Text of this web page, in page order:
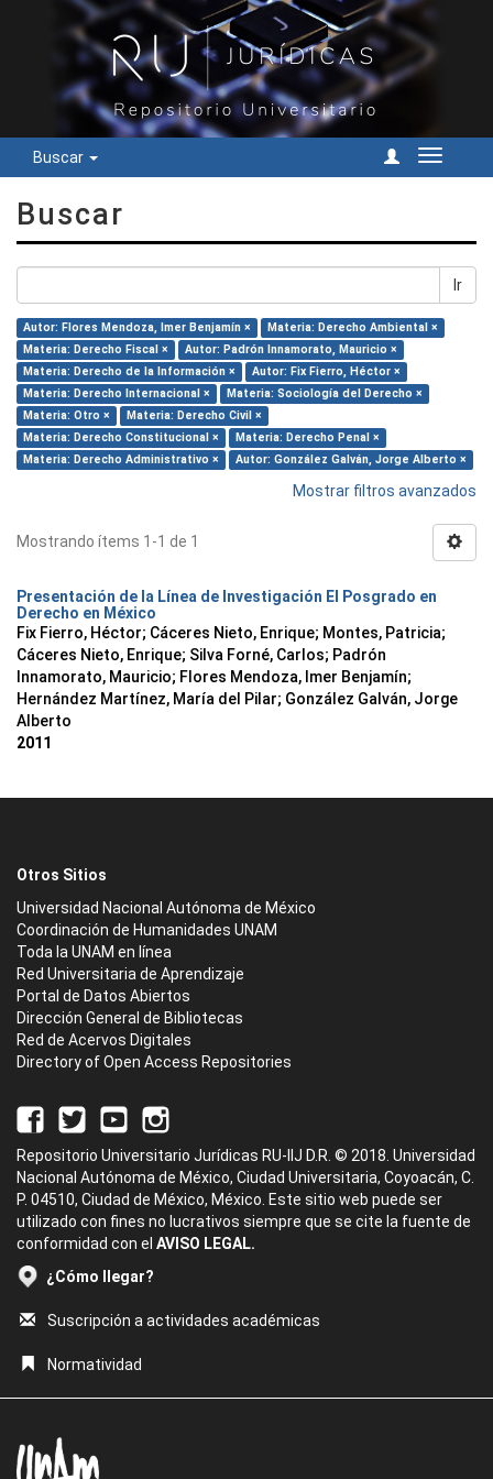
Buscar
Cambiar
Buscar
Ir
Autor: Flores Mendoza, Imer Benjamín ×
Materia: Derecho Ambiental ×
Materia: Derecho Fiscal ×
Autor: Padrón Innamorato, Mauricio ×
Materia: Derecho de la Información ×
Autor: Fix Fierro, Héctor ×
Materia: Derecho Internacional ×
Materia: Sociología del Derecho ×
Materia: Otro ×
Materia: Derecho Civil ×
Materia: Derecho Constitucional ×
Materia: Derecho Penal ×
Materia: Derecho Administrativo ×
Autor: González Galván, Jorge Alberto ×
Mostrar filtros avanzados
Mostrando ítems 1-1 de 1
Presentación de la Línea de Investigación El Posgrado en
Derecho en México
Fix Fierro, Héctor; Cáceres Nieto, Enrique; Montes, Patricia;
Cáceres Nieto, Enrique; Silva Forné, Carlos; Padrón
Innamorato, Mauricio; Flores Mendoza, Imer Benjamín;
Hernández Martínez, María del Pilar; González Galván, Jorge
Alberto
2011
Otros Sitios
Universidad Nacional Autónoma de México
Coordinación de Humanidades UNAM
Toda la UNAM en línea
Red Universitaria de Aprendizaje
Portal de Datos Abiertos
Dirección General de Bibliotecas
Red de Acervos Digitales
Directory of Open Access Repositories
Repositorio Universitario Jurídicas RU-IIJ D.R. © 2018. Universidad
Nacional Autónoma de México, Ciudad Universitaria, Coyoacán, C.
P. 04510, Ciudad de México, México. Este sitio web puede ser
utilizado con fines no lucrativos siempre que se cite la fuente de
conformidad con el AVISO LEGAL.
¿Cómo llegar?
Suscripción a actividades académicas
Normatividad